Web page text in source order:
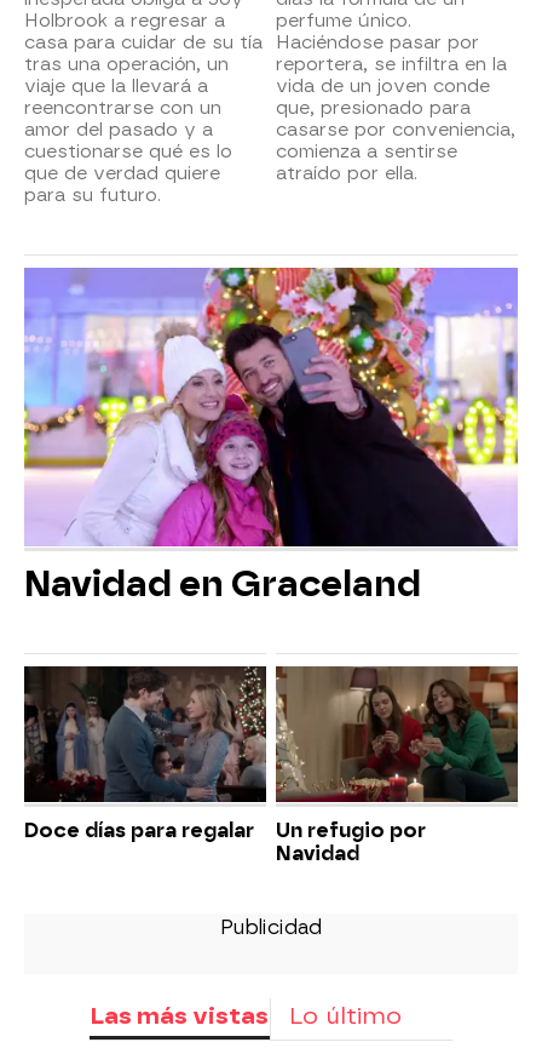
Holbrook a regresar a
casa para cuidar de su tía
tras una operación, un
viaje que la llevará a
reencontrarse con un
amor del pasado y a
cuestionarse qué es lo
que de verdad quiere
para su futuro.
perfume único.
Haciéndose pasar por
reportera, se infiltra en la
vida de un joven conde
que, presionado para
casarse por conveniencia,
comienza a sentirse
atraído por ella.
Navidad en Graceland
Doce días para regalar
Un refugio por
Navidad
Las más vistas Lo último